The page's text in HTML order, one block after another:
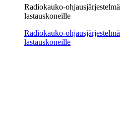
Radiokauko-ohjausjärjestelmä
lastauskoneille
Radiokauko-ohjausjärjestelmä
lastauskoneille